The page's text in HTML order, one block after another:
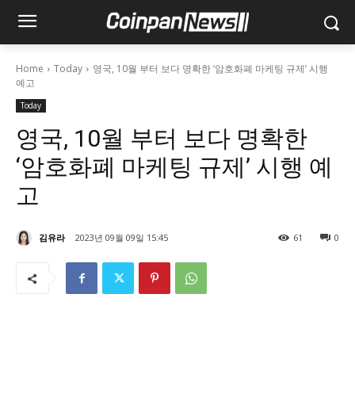
Home Today
영국, 10월 부터 보다 명확한 ‘암호화폐 마케팅 규제’ 시행
예고
Today
영국, 10월 부터 보다 명확한
‘암호화폐 마케팅 규제’ 시행 예
고
김유라 2023년 09월 09일 15:45 0
61